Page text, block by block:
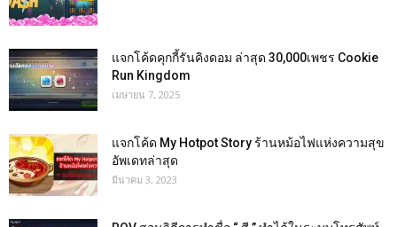
แจกโค้ดคุกกี้รันคิงดอม ล่าสุด 30,000เพชร Cookie
Run Kingdom
เมษายน 7, 2025
แจกโค้ด My Hotpot Story ร้านหม้อไฟแห่งความสุข
อัพเดทล่าสุด
มีนาคม 3, 2023